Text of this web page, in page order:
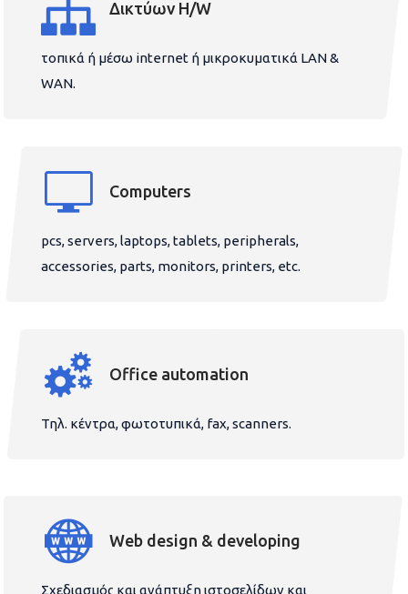
Δικτύων H/W
τοπικά ή μέσω internet ή μικροκυματικά LAN &
WAN.
Computers
pcs, servers, laptops, tablets, peripherals,
accessories, parts, monitors, printers, etc.
Office automation
Τηλ. κέντρα, φωτοτυπικά, fax, scanners.
Web design & developing
Σχεδιασμός και ανάπτυξη ιστοσελίδων και